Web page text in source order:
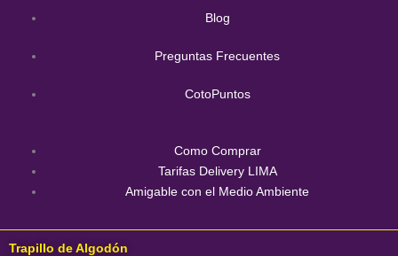
Blog
Preguntas Frecuentes
CotoPuntos
Como Comprar
Tarifas Delivery LIMA
Amigable con el Medio Ambiente
Trapillo de Algodón